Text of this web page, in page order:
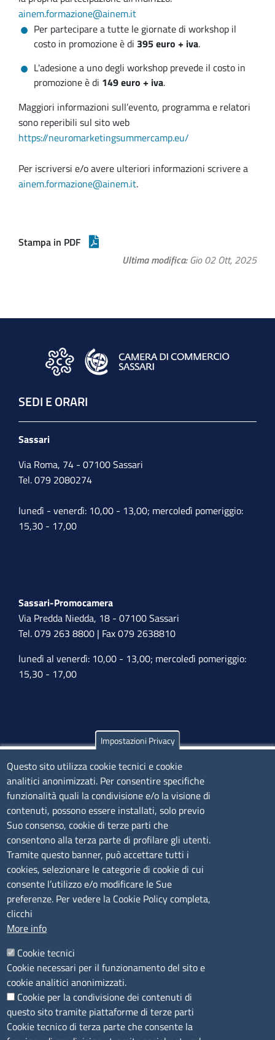
ainem.formazione@ainem.it
Per partecipare a tutte le giornate di workshop il
costo in promozione è di 395 euro + iva.
L'adesione a uno degli workshop prevede il costo in
promozione è di 149 euro + iva.
Maggiori informazioni sull’evento, programma e relatori
sono reperibili sul sito web
https://neuromarketingsummercamp.eu/
Per iscriversi e/o avere ulteriori informazioni scrivere a
ainem.formazione@ainem.it.
Stampa in PDF
Ultima modifica Gio 02 Ott, 2025
SEDI E ORARI
Sassari
Via Roma, 74 - 07100 Sassari
Tel. 079 2080274
lunedì - venerdì: 10,00 - 13,00; mercoledì pomeriggio:
15,30 - 17,00
Sassari-Promocamera
Via Predda Niedda, 18 - 07100 Sassari
Tel. 079 263 8800 | Fax 079 2638810
lunedì al venerdì: 10,00 - 13,00; mercoledì pomeriggio:
15,30 - 17,00
Olbia
Via Nanni 43 - 07026 Olbia
Tel. 0789 66122 | 0789 69580
mail:ufficio.olbia@ss.camcom.it
lunedì al venerdì: 9,00 - 12,00; lunedì pomeriggio: 16,00
- 17,00
CONTATTI
Camera di Commercio, Industria, Artigianato e
Agricoltura di Sassari
P.IVA01047570906
Codice Fiscale 80000930901
Codice Univoco per le fatture elettroniche
LINK UTILI
Impostazioni Privacy
Questo sito utilizza cookie tecnici e cookie
analitici anonimizzati. Per consentire specifiche
funzionalità quali la condivisione e/o la visione di
contenuti, possono essere installati, solo previo
Suo consenso, cookie di terze parti che
consentono alla terza parte di profilare gli utenti.
Tramite questo banner, può accettare tutti i
cookies, selezionare le categorie di cookie di cui
consente l’utilizzo e/o modificare le Sue
preferenze. Per vedere la Cookie Policy completa,
clicchi
More info
Cookie tecnici
Cookie necessari per il funzionamento del sito e
cookie analitici anonimizzati.
Cookie per la condivisione dei contenuti di
questo sito tramite piattaforme di terze parti
Cookie tecnico di terza parte che consente la